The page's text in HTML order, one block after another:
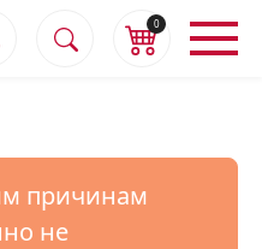
0
причинам
не